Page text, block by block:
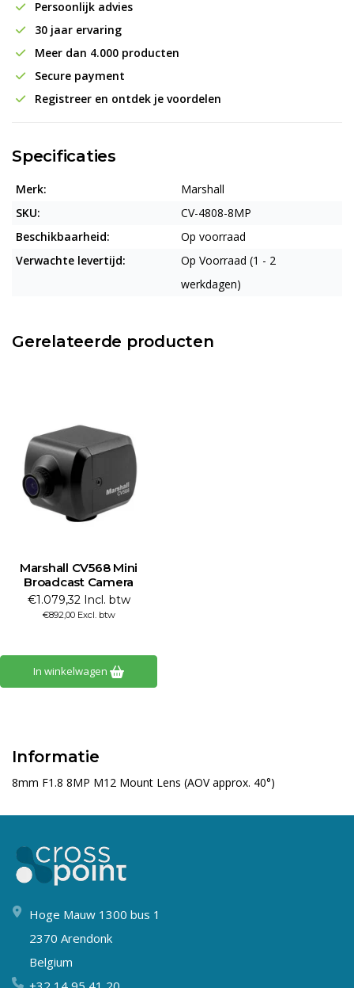
Persoonlijk advies
30 jaar ervaring
Meer dan 4.000 producten
Secure payment
Registreer en ontdek je voordelen
Specificaties
Merk:
Marshall
SKU:
CV-4808-8MP
Beschikbaarheid:
Op voorraad
Verwachte levertijd:
Op Voorraad (1 - 2
werkdagen)
Gerelateerde producten
Marshall CV568 Mini
Broadcast Camera
€1.079,32 Incl. btw
€892,00 Excl. btw
In winkelwagen
Informatie
8mm F1.8 8MP M12 Mount Lens (AOV approx. 40°)
Hoge Mauw 1300 bus 1
2370 Arendonk
Belgium